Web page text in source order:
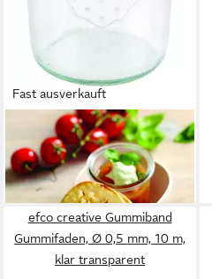
Fast ausverkauft
Einmachglas
27,27 €
lieferbar - in 2-3 Werktagen bei dir
efco creative Gummiband
Gummifaden, Ø 0,5 mm, 10 m,
klar transparent